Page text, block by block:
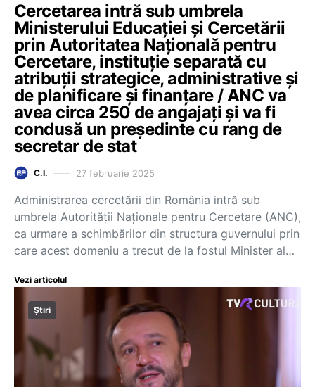
Cercetarea intră sub umbrela
Ministerului Educației și Cercetării
prin Autoritatea Națională pentru
Cercetare, instituție separată cu
atribuții strategice, administrative și
de planificare și finanțare / ANC va
avea circa 250 de angajați și va fi
condusă un președinte cu rang de
secretar de stat
C.I. 27 februarie 2025
Administrarea cercetării din România intră sub
umbrela Autorității Naționale pentru Cercetare (ANC),
ca urmare a schimbărilor din structura guvernului prin
care acest domeniu a trecut de la fostul Minister al…
Vezi articolul
Știri